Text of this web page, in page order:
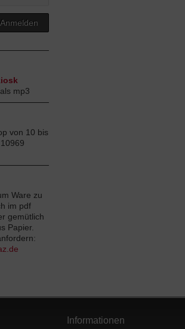
Anmelden
als mp3
von 10 bis
Ware zu
im pdf
gemütlich
Papier.
Informationen